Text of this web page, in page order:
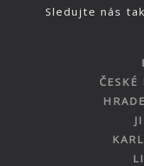
Sledujte nás
ČESKÉ